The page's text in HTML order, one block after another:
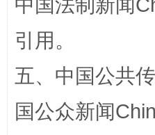
漫山遍野的桃花与雪山、麦
中国法制新闻
引用。
五、中国公共
国公众新闻